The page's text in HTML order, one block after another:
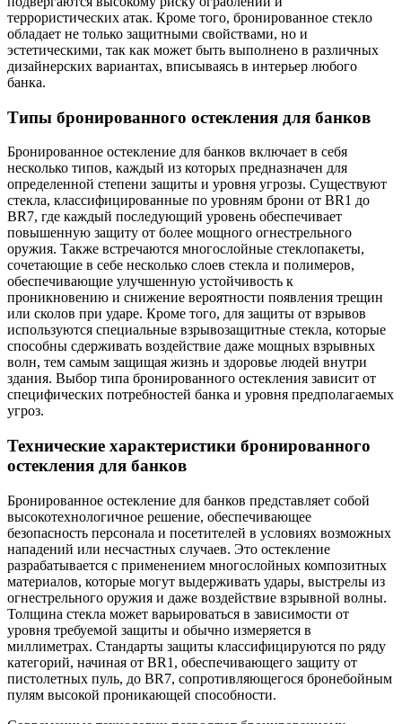
террористических атак. Кроме того, бронированное стекло
обладает не только защитными свойствами, но и
эстетическими, так как может быть выполнено в различных
дизайнерских вариантах, вписываясь в интерьер любого
банка.
Типы бронированного остекления для банков
Бронированное остекление для банков включает в себя
несколько типов, каждый из которых предназначен для
определенной степени защиты и уровня угрозы. Существуют
стекла, классифицированные по уровням брони от BR1 до
BR7, где каждый последующий уровень обеспечивает
повышенную защиту от более мощного огнестрельного
оружия. Также встречаются многослойные стеклопакеты,
сочетающие в себе несколько слоев стекла и полимеров,
обеспечивающие улучшенную устойчивость к
проникновению и снижение вероятности появления трещин
или сколов при ударе. Кроме того, для защиты от взрывов
используются специальные взрывозащитные стекла, которые
способны сдерживать воздействие даже мощных взрывных
волн, тем самым защищая жизнь и здоровье людей внутри
здания. Выбор типа бронированного остекления зависит от
специфических потребностей банка и уровня предполагаемых
угроз.
Технические характеристики бронированного
остекления для банков
Бронированное остекление для банков представляет собой
высокотехнологичное решение, обеспечивающее
безопасность персонала и посетителей в условиях возможных
нападений или несчастных случаев. Это остекление
разрабатывается с применением многослойных композитных
материалов, которые могут выдерживать удары, выстрелы из
огнестрельного оружия и даже воздействие взрывной волны.
Толщина стекла может варьироваться в зависимости от
уровня требуемой защиты и обычно измеряется в
миллиметрах. Стандарты защиты классифицируются по ряду
категорий, начиная от BR1, обеспечивающего защиту от
пистолетных пуль, до BR7, сопротивляющегося бронебойным
пулям высокой проникающей способности.